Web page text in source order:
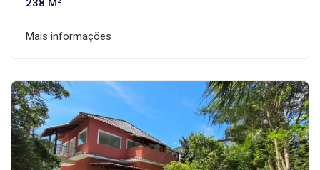
238 M²
Mais informações